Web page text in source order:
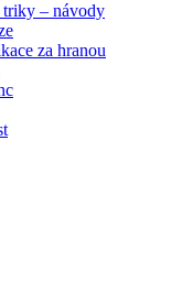
– návody
za hranou